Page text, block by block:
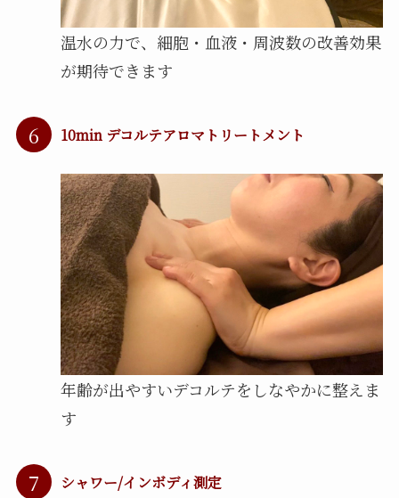
温水の力で、細胞・血液・周波数の改善効果
が期待できます
6 10min デコルテアロマトリートメント
年齢が出やすいデコルテをしなやかに整えま
す
7 シャワー/インボディ測定